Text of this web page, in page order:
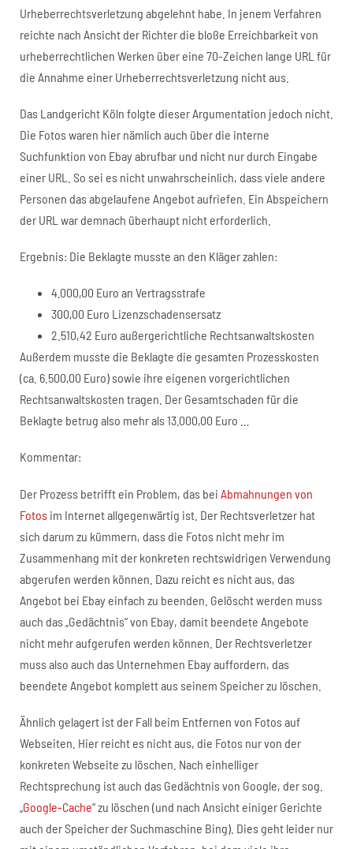
Urheberrechtsverletzung abgelehnt habe. In jenem Verfahren
reichte nach Ansicht der Richter die bloße Erreichbarkeit von
urheberrechtlichen Werken über eine 70-Zeichen lange URL für
die Annahme einer Urheberrechtsverletzung nicht aus.
Das Landgericht Köln folgte dieser Argumentation jedoch nicht.
Die Fotos waren hier nämlich auch über die interne
Suchfunktion von Ebay abrufbar und nicht nur durch Eingabe
einer URL. So sei es nicht unwahrscheinlich, dass viele andere
Personen das abgelaufene Angebot aufriefen. Ein Abspeichern
der URL war demnach überhaupt nicht erforderlich.
Ergebnis: Die Beklagte musste an den Kläger zahlen:
4.000,00 Euro an Vertragsstrafe
300,00 Euro Lizenzschadensersatz
2.510,42 Euro außergerichtliche Rechtsanwaltskosten
Außerdem musste die Beklagte die gesamten Prozesskosten
(ca. 6.500,00 Euro) sowie ihre eigenen vorgerichtlichen
Rechtsanwaltskosten tragen. Der Gesamtschaden für die
Beklagte betrug also mehr als 13.000,00 Euro …
Kommentar:
Der Prozess betrifft ein Problem, das bei Abmahnungen von
Fotos im Internet allgegenwärtig ist. Der Rechtsverletzer hat
sich darum zu kümmern, dass die Fotos nicht mehr im
Zusammenhang mit der konkreten rechtswidrigen Verwendung
abgerufen werden können. Dazu reicht es nicht aus, das
Angebot bei Ebay einfach zu beenden. Gelöscht werden muss
auch das „Gedächtnis“ von Ebay, damit beendete Angebote
nicht mehr aufgerufen werden können. Der Rechtsverletzer
muss also auch das Unternehmen Ebay auffordern, das
beendete Angebot komplett aus seinem Speicher zu löschen.
Ähnlich gelagert ist der Fall beim Entfernen von Fotos auf
Webseiten. Hier reicht es nicht aus, die Fotos nur von der
konkreten Webseite zu löschen. Nach einhelliger
Rechtsprechung ist auch das Gedächtnis von Google, der sog.
Google-Cache“ zu löschen (und nach Ansicht einiger Gerichte
auch der Speicher der Suchmaschine Bing). Dies geht leider nur